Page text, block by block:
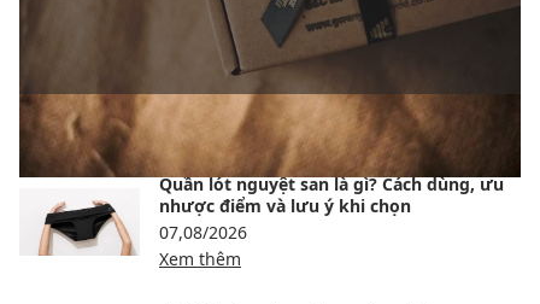
BÀI VIẾT NỔI BẬT
Quần lót nguyệt san là gì? Cách dùng, ưu
nhược điểm và lưu ý khi chọn
07,08/2026
Xem thêm